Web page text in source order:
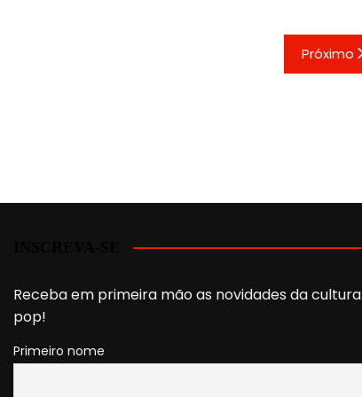
Próximo
Receba em primeira mão as novidades da cultura
pop!
Primeiro nome